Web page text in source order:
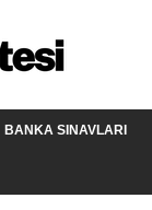
BANKA SINAVLARI